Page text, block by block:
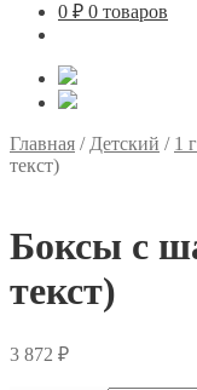
0 ₽ 0 товаров
Главная / Детский / 1
текст)
Боксы с
текст)
3 872 ₽